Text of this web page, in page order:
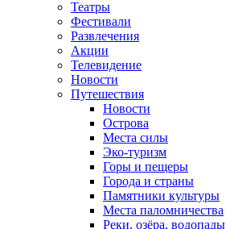
Театры
Фестивали
Развлечения
Акции
Телевидение
Новости
Путешествия
Новости
Острова
Места силы
Эко-туризм
Горы и пещеры
Города и страны
Памятники культуры
Места паломничества
Реки, озёра, водопады